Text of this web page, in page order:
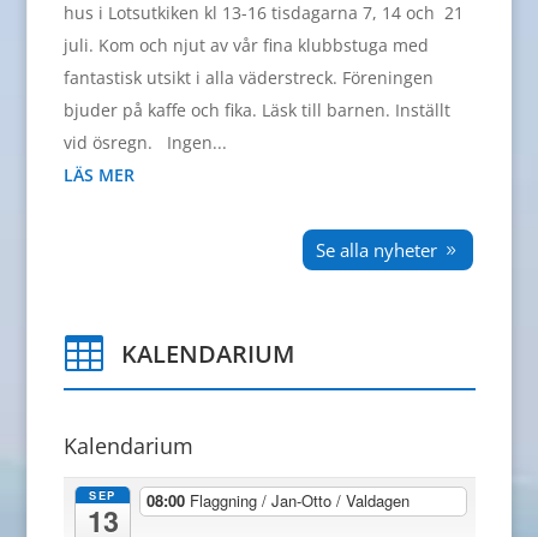
hus i Lotsutkiken kl 13-16 tisdagarna 7, 14 och 21
juli. Kom och njut av vår fina klubbstuga med
fantastisk utsikt i alla väderstreck. Föreningen
bjuder på kaffe och fika. Läsk till barnen. Inställt
vid ösregn. Ingen...
LÄS MER
Se alla nyheter
 KALENDARIUM
Kalendarium
SEP
13
08:00 Flaggning / Jan-Otto / Valdagen